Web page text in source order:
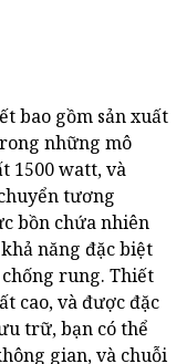
bao gồm sản xuất
những mô
1500 watt, và
tương
bồn chứa nhiên
năng đặc biệt
rung. Thiết
cao, và được đặc
trữ, bạn có thể
gian, và chuỗi